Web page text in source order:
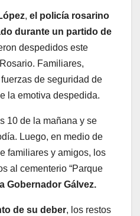
, el policía rosarino
durante un partido de
despedidos este
Familiares,
de seguridad de
la emotiva despedida.
10 de la mañana y se
Luego, en medio de
familiares y amigos, los
al cementerio “Parque
Gobernador Gálvez.
de su deber, los restos